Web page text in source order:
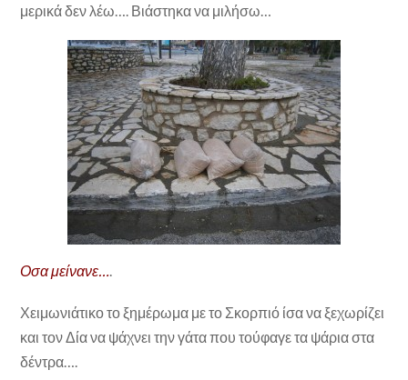
μερικά δεν λέω…. Βιάστηκα να μιλήσω…
Οσα μείνανε….
Χειμωνιάτικο το ξημέρωμα με το Σκορπιό ίσα να ξεχωρίζει
και τον Δία να ψάχνει την γάτα που τούφαγε τα ψάρια στα
δέντρα….